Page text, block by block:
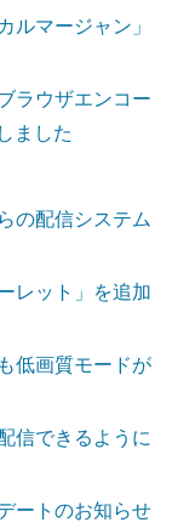
ルマージャン」
ラウザエンコー
ました
の配信システム
レット」を追加
低画質モードが
信できるように
ートのお知らせ